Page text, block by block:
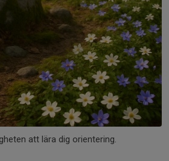
att lära dig orientering.